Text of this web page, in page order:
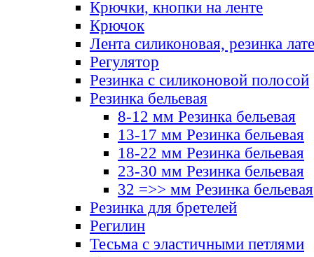
Крючки, кнопки на ленте
Крючок
Лента силиконовая, резинка
Регулятор
Резинка с силиконовой полосой
Резинка бельевая
8-12 мм Резинка бельевая
13-17 мм Резинка бельевая
18-22 мм Резинка бельевая
23-30 мм Резинка бельевая
32 =>> мм Резинка бельевая
Резинка для бретелей
Регилин
Тесьма с эластичными петлями